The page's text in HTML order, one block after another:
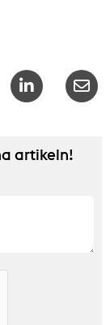
artikeln!